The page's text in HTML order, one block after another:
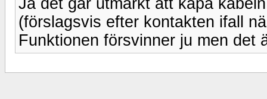
(förslagsvis efter kontakten ifall
Funktionen försvinner ju men det